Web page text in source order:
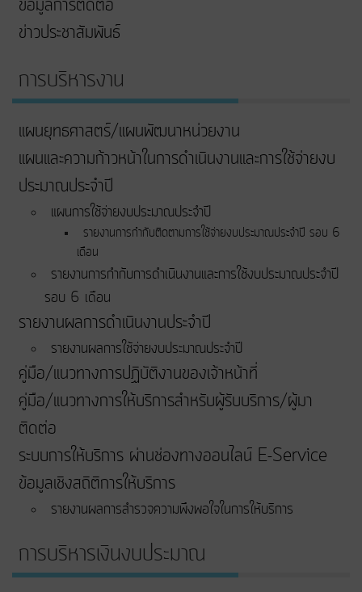
ข้อมูลการติดต่อ
ข่าวประชาสัมพันธ์
การบริหารงาน
แผนยุทธศาสตร์/แผนพัฒนาหน่วยงาน
แผนและความก้าวหน้าในการดําเนินงานและการใช้จ่ายงบ
ประมาณประจําปี
แผนการใช้จ่ายงบประมาณประจำปี
รายงานการกำกับติดตามการใช้จ่ายงบประมาณประจำปี รอบ 6
เดือน
รายงานการกำกับการดำเนินงานและการใช้งบประมาณประจำปี
รอบ 6 เดือน
รายงานผลการดำเนินงานประจำปี
รายงานผลการใช้จ่ายงบประมาณประจำปี
คู่มือ/แนวทางการปฏิบัติงานของเจ้าหน้าที่
คู่มือ/แนวทางการให้บริการสำหรับผู้รับบริการ/ผู้มา
ติดต่อ
ระบบการให้บริการ ผ่านช่องทางออนไลน์ E-Service
ข้อมูลเชิงสถิติการให้บริการ
รายงานผลการสำรวจความพึงพอใจในการให้บริการ
การบริหารเงินงบประมาณ